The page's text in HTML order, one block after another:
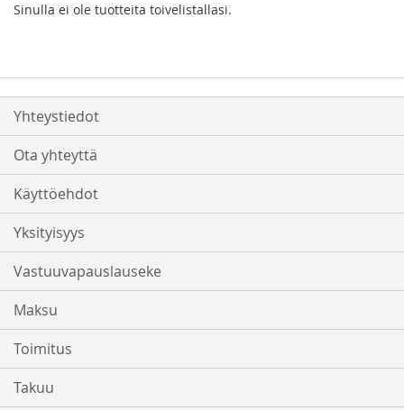
Sinulla ei ole tuotteita toivelistallasi.
Yhteystiedot
Ota yhteyttä
Käyttöehdot
Yksityisyys
Vastuuvapauslauseke
Maksu
Toimitus
Takuu